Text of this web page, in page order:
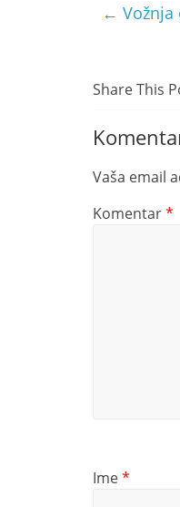
← Vožnja
Share This
Vaša email
Komentar*
Ime*